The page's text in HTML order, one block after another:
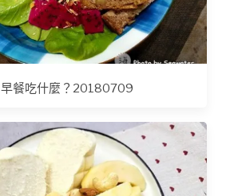
早餐吃什麼？20180709